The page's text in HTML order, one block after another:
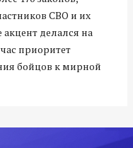
СВО и их
делался на
приоритет
бойцов к мирной